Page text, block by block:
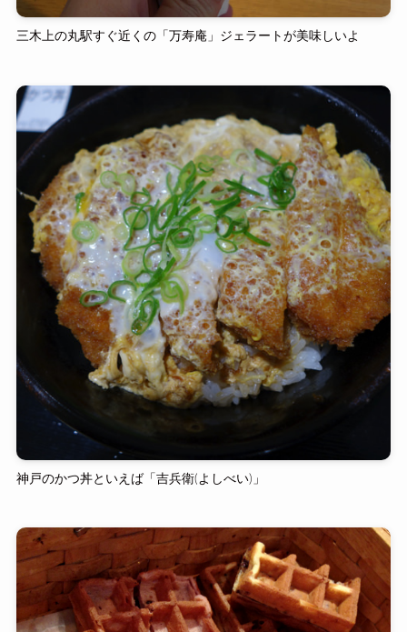
三木上の丸駅すぐ近くの「万寿庵」ジェラートが美味しいよ
神戸のかつ丼といえば「吉兵衛(よしべい)」